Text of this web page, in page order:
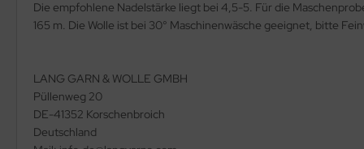
Die empfohlene Nadelstärke liegt bei 4,5-5. Für die
165 m. Die Wolle ist bei 30° Maschinenwäsche geeignet, bitte
LANG GARN & WOLLE GMBH
Püllenweg 20
DE-41352 Korschenbroich
Deutschland